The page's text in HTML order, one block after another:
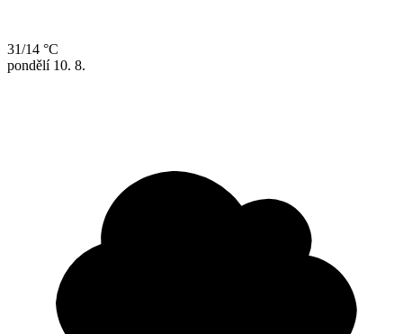
31/14 °C
pondělí 10. 8.